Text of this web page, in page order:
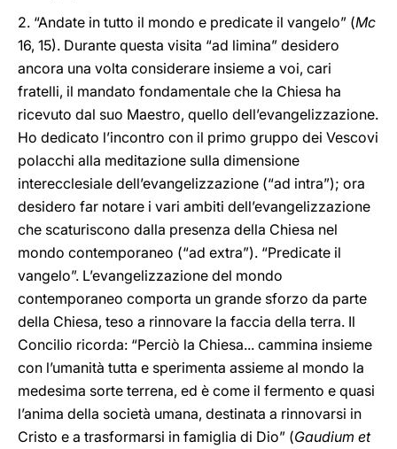
2. “Andate in tutto il mondo e predicate il vangelo” (Mc
16, 15). Durante questa visita “ad limina” desidero
ancora una volta considerare insieme a voi, cari
fratelli, il mandato fondamentale che la Chiesa ha
ricevuto dal suo Maestro, quello dell’evangelizzazione.
Ho dedicato l’incontro con il primo gruppo dei Vescovi
polacchi alla meditazione sulla dimensione
interecclesiale dell’evangelizzazione (“ad intra”); ora
desidero far notare i vari ambiti dell’evangelizzazione
che scaturiscono dalla presenza della Chiesa nel
mondo contemporaneo (“ad extra”). “Predicate il
vangelo”. L’evangelizzazione del mondo
contemporaneo comporta un grande sforzo da parte
della Chiesa, teso a rinnovare la faccia della terra. Il
Concilio ricorda: “Perciò la Chiesa... cammina insieme
con l’umanità tutta e sperimenta assieme al mondo la
medesima sorte terrena, ed è come il fermento e quasi
l’anima della società umana, destinata a rinnovarsi in
Cristo e a trasformarsi in famiglia di Dio” (Gaudium et